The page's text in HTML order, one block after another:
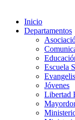
Inicio
Departamentos
Escuela
Jóvenes
Libertad